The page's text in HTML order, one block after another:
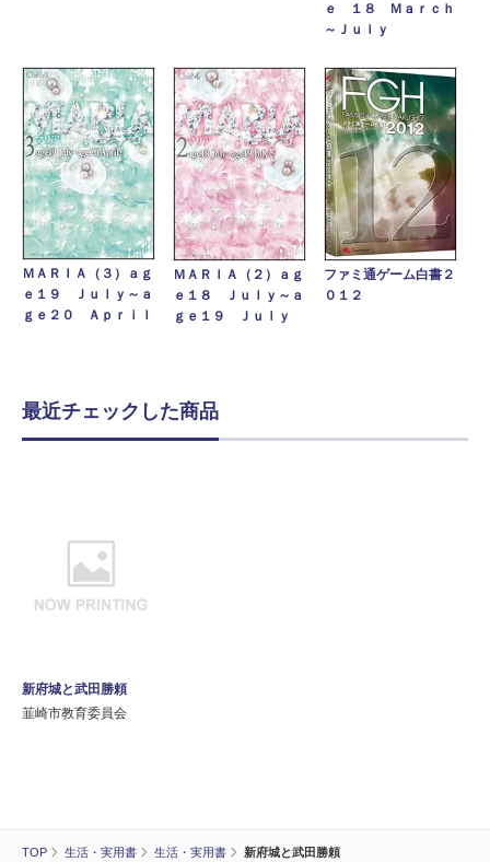
TOP 生活・実用書 生活・実用書 新府城と武田勝頼
ｅ １８ Ｍａｒｃｈ
～Ｊｕｌｙ
ＭＡＲＩＡ（３）ａｇ
ｅ１９ Ｊｕｌｙ～ａ
ｇｅ２０ Ａｐｒｉｌ
ＭＡＲＩＡ（２）ａｇ
ｅ１８ Ｊｕｌｙ～ａ
ｇｅ１９ Ｊｕｌｙ
ファミ通ゲーム白書２
０１２
最近チェックした商品
新府城と武田勝頼
韮崎市教育委員会